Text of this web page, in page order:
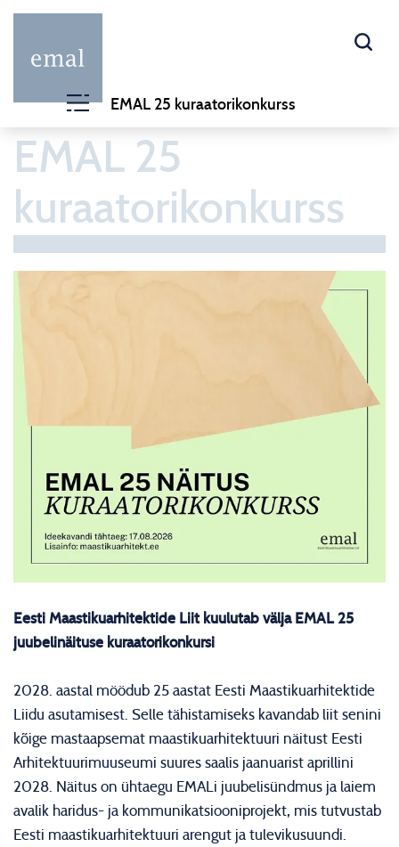
EMAL 25 kuraatorikonkurss
EMAL 25
kuraatorikonkurss
Eesti Maastikuarhitektide Liit kuulutab välja EMAL 25
juubelinäituse kuraatorikonkursi
2028. aastal möödub 25 aastat Eesti Maastikuarhitektide
Liidu asutamisest. Selle tähistamiseks kavandab liit senini
kõige mastaapsemat maastikuarhitektuuri näitust Eesti
Arhitektuurimuuseumi suures saalis jaanuarist aprillini
2028. Näitus on ühtaegu EMALi juubelisündmus ja laiem
avalik haridus- ja kommunikatsiooniprojekt, mis tutvustab
Eesti maastikuarhitektuuri arengut ja tulevikusuundi.